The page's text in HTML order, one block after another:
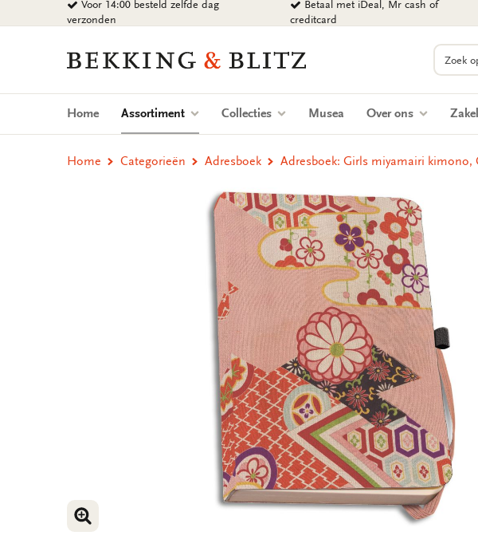
naar
Voor 14:00 besteld zelfde dag
verzonden
Betaal met iDeal, Mr cash of
creditcard
Bekking
Blitz
Uitgevers
Zoeken
Home Assortiment (current)Collecties Musea Over ons
Home Categorieën Adresboek Adresboek: Girls miyamairi
VERGROOT AFBEELDING